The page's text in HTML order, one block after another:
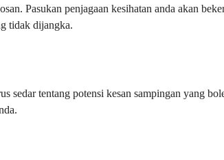
Pasukan penjagaan kesihatan anda akan
tidak dijangka.
tentang potensi kesan sampingan yang